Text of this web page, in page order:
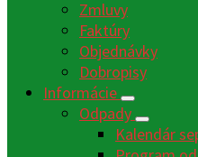
Zmluvy
Faktúry
Objednávky
Dobropisy
Informácie
Odpady
Kalendár